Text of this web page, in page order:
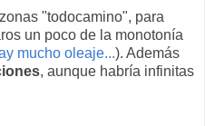
"todocamino", para
un poco de la monotonía
mucho oleaje...). Además
, aunque habría infinitas